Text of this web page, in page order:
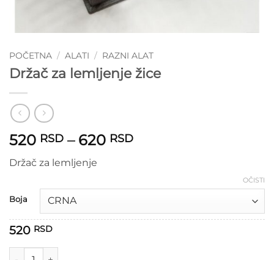
POČETNA / ALATI / RAZNI ALAT
Držač za lemljenje žice
520 RSD – 620 RSDRaspon
620 RSD
Držač za lemljenje
Boja
OČISTI
520 RSD
Držač za lemljenje žice količina